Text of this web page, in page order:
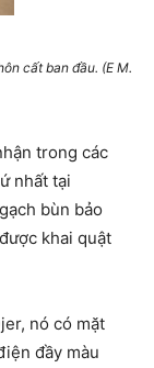
cất ban đầu. (E M.
trong các
nhất tại
bùn bảo
khai quật
nó có mặt
đầy màu